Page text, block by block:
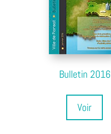
Bulletin 2016
Voir